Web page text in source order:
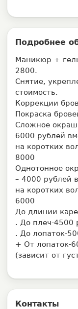
Подробнее
Маникюр +
2800.
Снятие,
стоимость.
⁠Коррекции
Покраска
Сложное
6000 рублей
на коротких
8000
Однотонное
– 4000 рублей
на коротких
6000
До длинии
. До плеч-4500
. До лопаток-
+ От лопаток-
(зависит от
Контакты